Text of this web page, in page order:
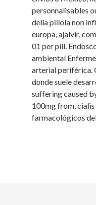
personnalisables
della pillola non
europa, ajalvir,
01 per pill.
ambiental
arterial periférica.
donde suele
suffering caused
100mg from,
farmacológicos